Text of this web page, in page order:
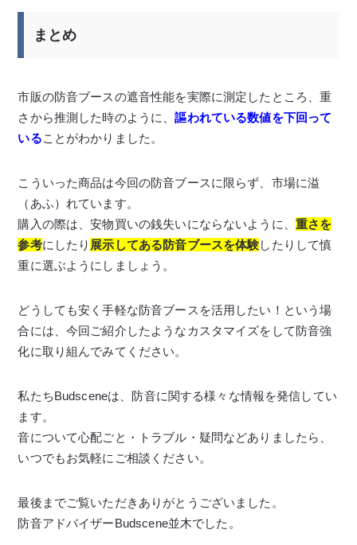
まとめ
市販の防音ブースの遮音性能を実際に測定したところ、重
さから推測した時のように、謳われている数値を下回って
いることがわかりました。
こういった商品は今回の防音ブースに限らず、市場に溢
（あふ）れています。
購入の際は、安物買いの銭失いにならないように、 重さを
参考にしたり 展示してある防音ブースを体験したりして慎
重に選ぶようにしましょう。
どうしても安く手軽な防音ブースを活用したい！という場
合には、今回ご紹介したようなカスタマイズをして防音強
化に取り組んでみてください。
私たちBudsceneは、防音に関する様々な情報を発信してい
ます。
音について心配ごと・トラブル・疑問などありましたら、
いつでもお気軽にご相談ください。
最後までご覧いただきありがとうございました。
防音アドバイザーBudscene並木でした。